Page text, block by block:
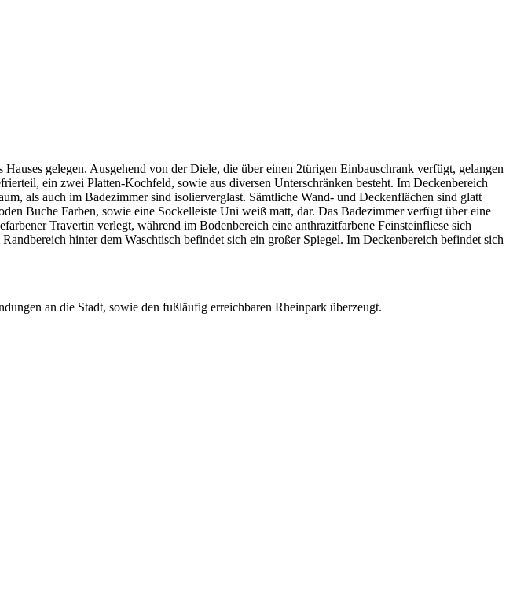
gelegen. Ausgehend von der Diele, die über einen 2türigen Einbauschrank verfügt, gelangen
ein zwei Platten-Kochfeld, sowie aus diversen Unterschränken besteht. Im Deckenbereich
als auch im Badezimmer sind isolierverglast. Sämtliche Wand- und Deckenflächen sind glatt
Buche Farben, sowie eine Sockelleiste Uni weiß matt, dar. Das Badezimmer verfügt über eine
Travertin verlegt, während im Bodenbereich eine anthrazitfarbene Feinsteinfliese sich
hinter dem Waschtisch befindet sich ein großer Spiegel. Im Deckenbereich befindet sich
an die Stadt, sowie den fußläufig erreichbaren Rheinpark überzeugt.